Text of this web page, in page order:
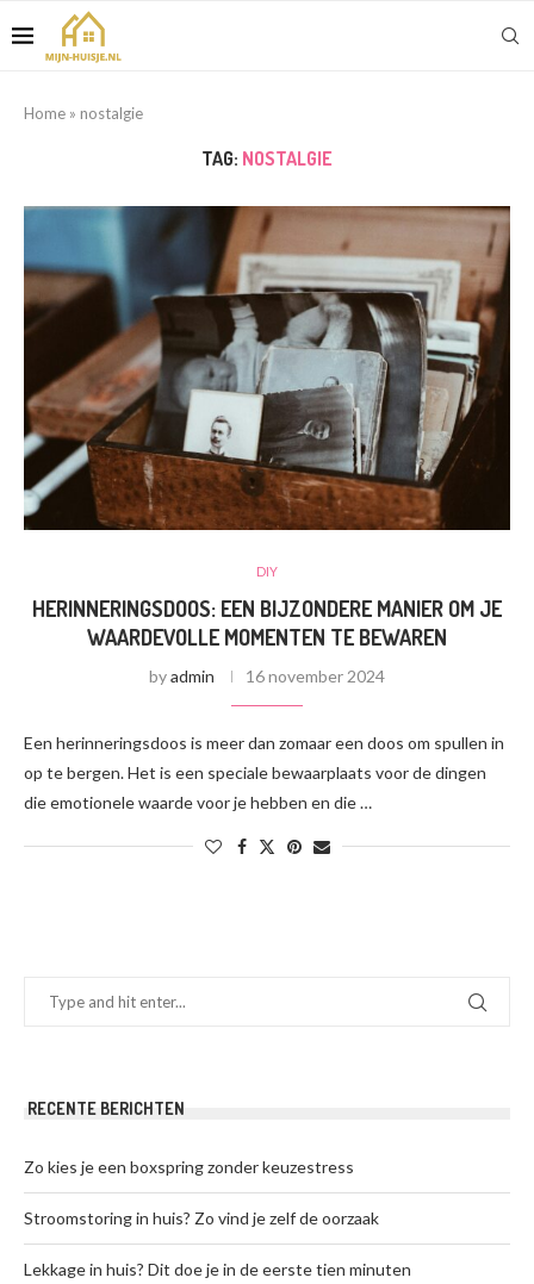
Home » nostalgie
TAG: NOSTALGIE
DIY
HERINNERINGSDOOS: EEN BIJZONDERE MANIER OM JE
WAARDEVOLLE MOMENTEN TE BEWAREN
byadmin 16 november 2024
Een herinneringsdoos is meer dan zomaar een doos om spullen in
op te bergen. Het is een speciale bewaarplaats voor de dingen
die emotionele waarde voor je hebben en die …
RECENTE BERICHTEN
Zo kies je een boxspring zonder keuzestress
Stroomstoring in huis? Zo vind je zelf de oorzaak
Lekkage in huis? Dit doe je in de eerste tien minuten